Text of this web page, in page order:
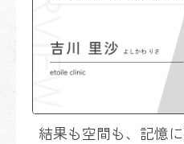
結果も空間も、記憶に